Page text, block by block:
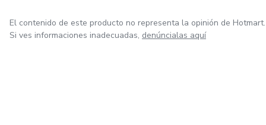
El contenido de este producto no representa la opinión de Hotmart.
Si ves informaciones inadecuadas, denúncialas aquí